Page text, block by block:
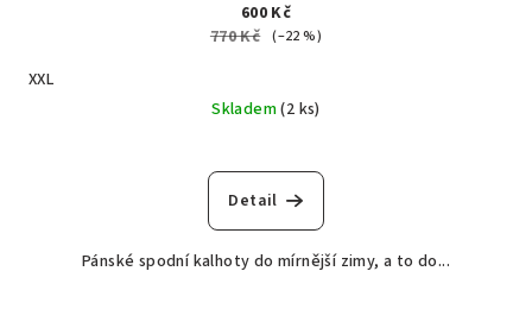
600 Kč
770 Kč (–22 %)
XXL
Skladem(2 ks)
Detail
Pánské spodní kalhoty do mírnější zimy, a to do...